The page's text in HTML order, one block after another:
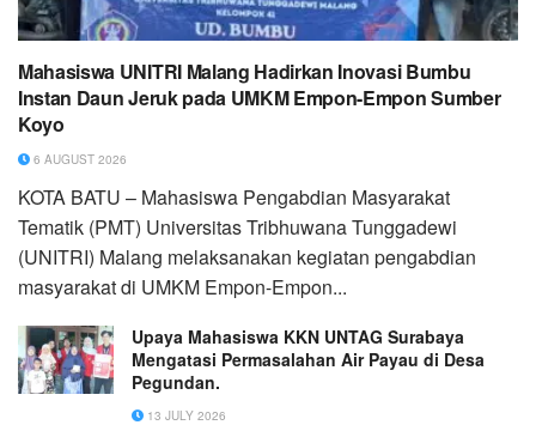
Mahasiswa UNITRI Malang Hadirkan Inovasi Bumbu
Instan Daun Jeruk pada UMKM Empon-Empon Sumber
Koyo
6 AUGUST 2026
KOTA BATU – Mahasiswa Pengabdian Masyarakat
Tematik (PMT) Universitas Tribhuwana Tunggadewi
(UNITRI) Malang melaksanakan kegiatan pengabdian
masyarakat di UMKM Empon-Empon...
Upaya Mahasiswa KKN UNTAG Surabaya
Mengatasi Permasalahan Air Payau di Desa
Pegundan.
13 JULY 2026